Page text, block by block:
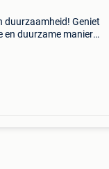
duurzaamheid! Geniet
en duurzame manier